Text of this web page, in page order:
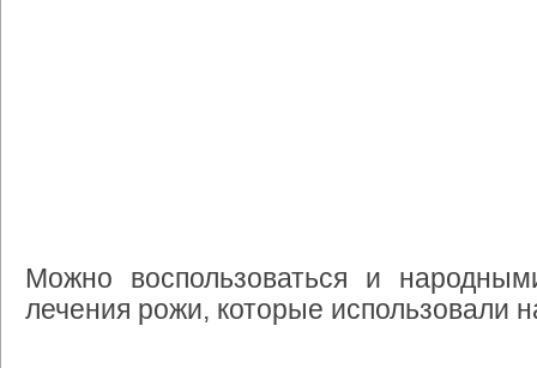
Можно воспользоваться и
лечения рожи, которые использовали